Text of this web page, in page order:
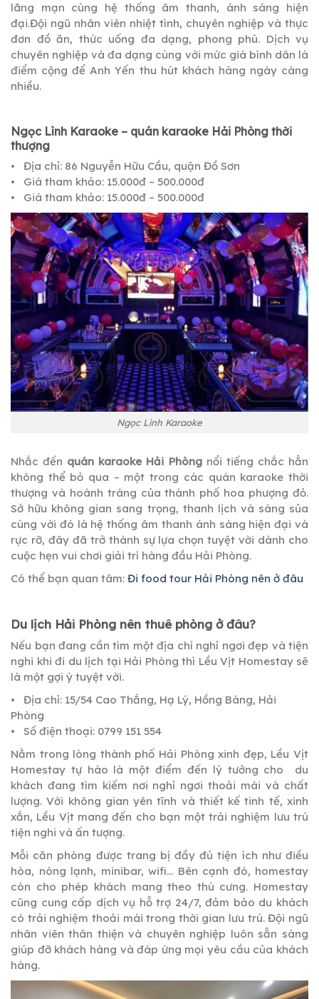
lãng mạn cùng hệ thống âm thanh, ánh sáng hiện
đại.Đội ngũ nhân viên nhiệt tình, chuyên nghiệp và thực
đơn đồ ăn, thức uống đa dạng, phong phú. Dịch vụ
chuyên nghiệp và đa dạng cùng với mức giá bình dân là
điểm cộng để Anh Yến thu hút khách hàng ngày càng
nhiều.
Ngọc Lình Karaoke – quán karaoke Hải Phòng thời
thượng
• Địa chỉ: 86 Nguyễn Hữu Cầu, quận Đồ Sơn
• Giá tham khảo: 15.000đ – 500.000đ
• Giá tham khảo: 15.000đ – 500.000đ
Ngọc Lình Karaoke
Nhắc đến quán karaoke Hải Phòng nổi tiếng chắc hẳn
không thể bỏ qua – một trong các quán karaoke thời
thượng và hoành tráng của thành phố hoa phượng đỏ.
Sở hữu không gian sang trọng, thanh lịch và sáng sủa
cùng với đó là hệ thống âm thanh ánh sáng hiện đại và
rực rỡ, đây đã trở thành sự lựa chọn tuyệt vời dành cho
cuộc hẹn vui chơi giải trí hàng đầu Hải Phòng.
Có thể bạn quan tâm: Đi food tour Hải Phòng nên ở đâu
Du lịch Hải Phòng nên thuê phòng ở đâu?
Nếu bạn đang cần tìm một địa chỉ nghỉ ngơi đẹp và tiện
nghi khi đi du lịch tại Hải Phòng thì Lều Vịt Homestay sẽ
là một gợi ý tuyệt vời.
• Địa chỉ: 15/54 Cao Thắng, Hạ Lý, Hồng Bàng, Hải
Phòng
• Số điện thoại: 0799 151 554
Nằm trong lòng thành phố Hải Phòng xinh đẹp, Lều Vịt
Homestay tự hào là một điểm đến lý tưởng cho du
khách đang tìm kiếm nơi nghỉ ngơi thoải mái và chất
lượng. Với không gian yên tĩnh và thiết kế tinh tế, xinh
xắn, Lều Vịt mang đến cho bạn một trải nghiệm lưu trú
tiện nghi và ấn tượng.
Mỗi căn phòng được trang bị đầy đủ tiện ích như điều
hòa, nóng lạnh, minibar, wifi… Bên cạnh đó, homestay
còn cho phép khách mang theo thú cưng. Homestay
cũng cung cấp dịch vụ hỗ trợ 24/7, đảm bảo du khách
có trải nghiệm thoải mái trong thời gian lưu trú. Đội ngũ
nhân viên thân thiện và chuyên nghiệp luôn sẵn sàng
giúp đỡ khách hàng và đáp ứng mọi yêu cầu của khách
hàng.